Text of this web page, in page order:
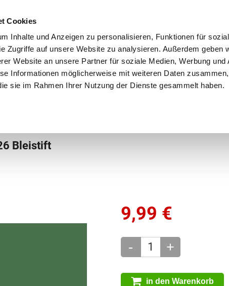
Cookies
Inhalte und Anzeigen zu personalisieren, Funktionen für
Zugriffe auf unsere Website zu analysieren. Außerdem geben
Website an unsere Partner für soziale Medien, Werbung und
Informationen möglicherweise mit weiteren Daten
sie im Rahmen Ihrer Nutzung der Dienste gesammelt haben.
3 x täglich an Werktagen!
Bleistift
9,99 €
- +
in den Warenkorb